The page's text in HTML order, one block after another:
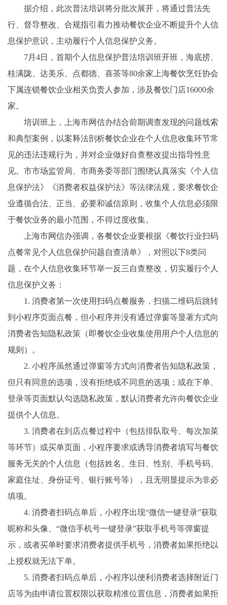
据介绍，此次普法培训将分批次展开，将通过普法先
行、督导整改、合规指引着力推动餐饮企业不断提升个人信
息保护意识，主动履行个人信息保护义务。
7月4日，首期个人信息保护普法培训班开班，海底捞、
桂满陇、达美乐、点都德、喜茶等80余家上海餐饮烹饪协会
下属连锁餐饮企业相关负责人参加，涉及餐饮门店16000余
家。
培训班上，上海市网信办结合前期调查发现的问题线索
和典型案例，以案释法剖析餐饮企业在个人信息收集环节常
见的违法违规行为，并对企业做好自查整改提出指导性意
见。市市场监管局、市商务委等部门围绕认真落实《个人信
息保护法》《消费者权益保护法》等法律法规，要求餐饮企
业遵循合法、正当、必要和诚信原则，收集个人信息必须限
于餐饮业务的最小范围，不得过度收集。
上海市网信办强调，各餐饮企业要根据《餐饮行业扫码
点餐常见个人信息保护问题自查清单》，对照以下8类问
题，在个人信息收集环节举一反三自查整改，切实履行个人
信息保护义务：
1. 消费者第一次使用扫码点餐服务，扫描二维码后跳转
到小程序页面点餐，但小程序并没有通过弹窗等显著方式向
消费者告知隐私政策（即餐饮企业收集使用用户个人信息的
规则）。
2. 小程序虽然通过弹窗等方式向消费者告知隐私政策，
但只有同意的选项，没有拒绝或不同意的选项；或在下单、
登录等页面默认勾选隐私政策，默认消费者允许向餐饮企业
提供个人信息。
3. 消费者在到店点餐过程中（包括排队取号、每次加菜
等环节）或买单页面，小程序要求或诱导消费者填写与餐饮
服务无关的个人信息（包括姓名、生日、性别、手机号码、
家庭住址、身份证号、银行账号等），且无明显提示为非必
填项。
4. 消费者扫码点单后，小程序出现“微信一键登录”获取
昵称和头像、“微信手机号一键登录”获取手机号等弹窗提
示，或者买单时要求消费者提供手机号，消费者如果拒绝以
上授权就无法下单。
5. 消费者扫码点单后，小程序以便利消费者选择附近门
店等为由申请位置权限以获取精准位置信息，消费者如果拒